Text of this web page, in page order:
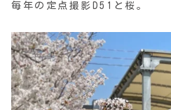
毎年の定点撮影D51と桜。